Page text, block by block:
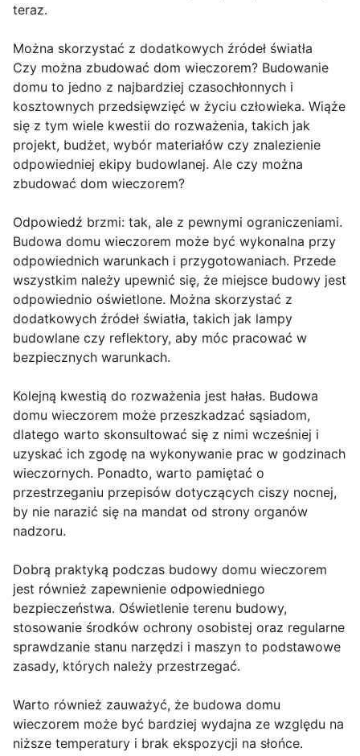
teraz.
Można skorzystać z dodatkowych źródeł światła
Czy można zbudować dom wieczorem? Budowanie
domu to jedno z najbardziej czasochłonnych i
kosztownych przedsięwzięć w życiu człowieka. Wiąże
się z tym wiele kwestii do rozważenia, takich jak
projekt, budżet, wybór materiałów czy znalezienie
odpowiedniej ekipy budowlanej. Ale czy można
zbudować dom wieczorem?
Odpowiedź brzmi: tak, ale z pewnymi ograniczeniami.
Budowa domu wieczorem może być wykonalna przy
odpowiednich warunkach i przygotowaniach. Przede
wszystkim należy upewnić się, że miejsce budowy jest
odpowiednio oświetlone. Można skorzystać z
dodatkowych źródeł światła, takich jak lampy
budowlane czy reflektory, aby móc pracować w
bezpiecznych warunkach.
Kolejną kwestią do rozważenia jest hałas. Budowa
domu wieczorem może przeszkadzać sąsiadom,
dlatego warto skonsultować się z nimi wcześniej i
uzyskać ich zgodę na wykonywanie prac w godzinach
wieczornych. Ponadto, warto pamiętać o
przestrzeganiu przepisów dotyczących ciszy nocnej,
by nie narazić się na mandat od strony organów
nadzoru.
Dobrą praktyką podczas budowy domu wieczorem
jest również zapewnienie odpowiedniego
bezpieczeństwa. Oświetlenie terenu budowy,
stosowanie środków ochrony osobistej oraz regularne
sprawdzanie stanu narzędzi i maszyn to podstawowe
zasady, których należy przestrzegać.
Warto również zauważyć, że budowa domu
wieczorem może być bardziej wydajna ze względu na
niższe temperatury i brak ekspozycji na słońce.